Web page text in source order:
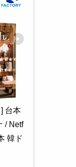
台本
/ Netf
韓ド